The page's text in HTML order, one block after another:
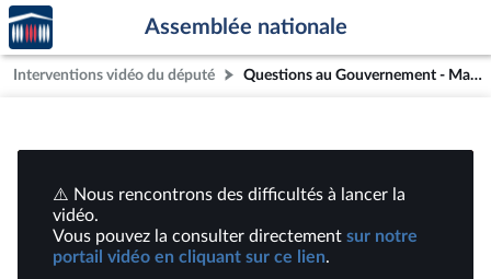
Aller au contenu
Aller en bas de la page
Accèder
à la
page
d'accueil
Assemblée nationale
Interventions vidéo du député Questions au Gouvernement - Mardi 22 juin 2021 | Vidéos
⚠️ Nous rencontrons des difficultés à lancer la
vidéo.
Vous pouvez la consulter directement sur notre
portail vidéo en cliquant sur ce lien.